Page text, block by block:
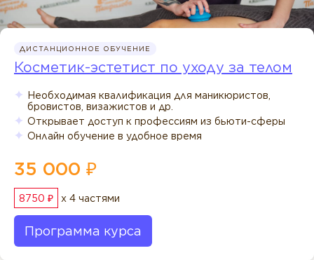
ДИСТАНЦИОННОЕ ОБУЧЕНИЕ
Косметик-эстетист по уходу за телом
Необходимая квалификация для маникюристов,
бровистов, визажистов и др.
Открывает доступ к профессиям из бьюти-сферы
Онлайн обучение в удобное время
35 000 ₽
8750 ₽ x 4 частями
Программа курса